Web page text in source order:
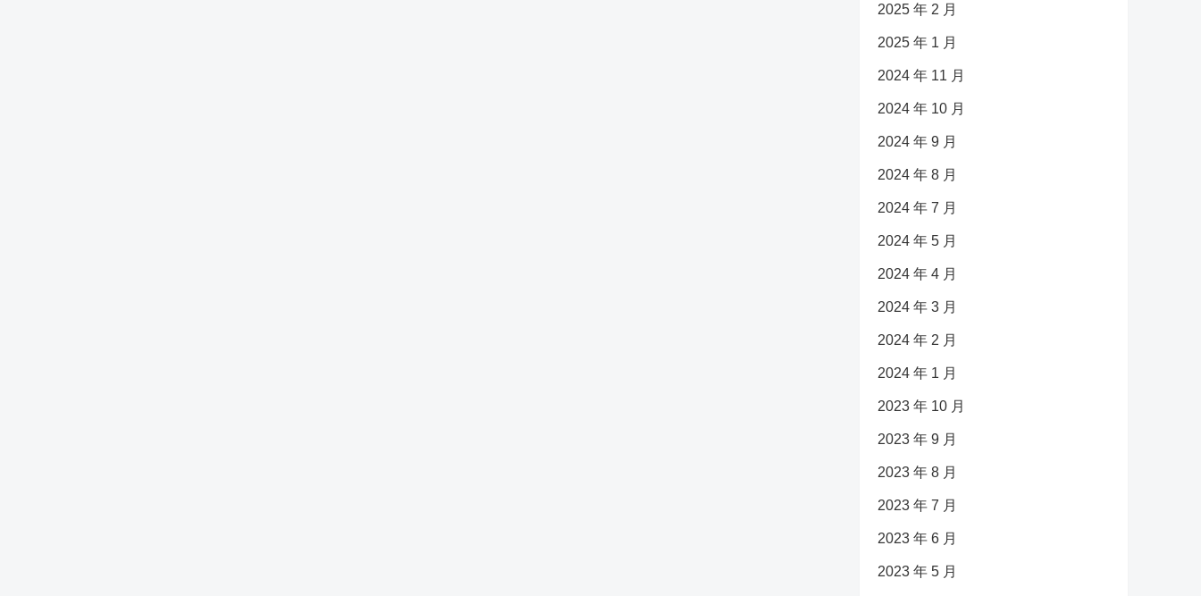
2025 年 2 月
2025 年 1 月
2024 年 11 月
2024 年 10 月
2024 年 9 月
2024 年 8 月
2024 年 7 月
2024 年 5 月
2024 年 4 月
2024 年 3 月
2024 年 2 月
2024 年 1 月
2023 年 10 月
2023 年 9 月
2023 年 8 月
2023 年 7 月
2023 年 6 月
2023 年 5 月